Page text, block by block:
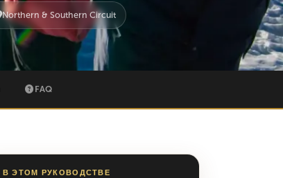
Northern & Southern Circuit
FAQ
В ЭТОМ РУКОВОДСТВЕ